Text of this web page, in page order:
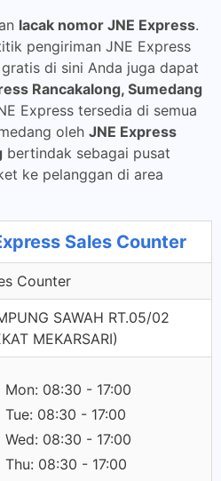
lacak nomor JNE Express.
pengiriman JNE Express
di sini Anda juga dapat
Rancakalong, Sumedang
Express tersedia di semua
oleh JNE Express
bertindak sebagai pusat
ke pelanggan di area
Sales Counter
Counter
SAWAH RT.05/02
MEKARSARI)
Mon: 08:30 - 17:00
Tue: 08:30 - 17:00
Wed: 08:30 - 17:00
Thu: 08:30 - 17:00